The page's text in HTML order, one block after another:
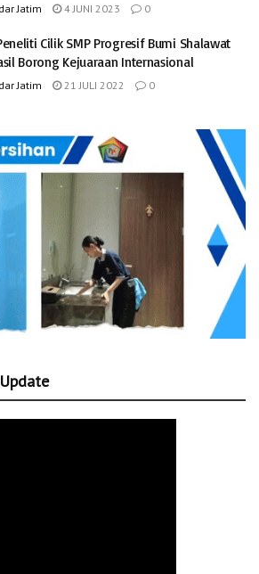
Jatim 4 JUNI 2023 0
Cilik SMP Progresif Bumi Shalawat
Borong Kejuaraan Internasional
Jatim 21 JULI 2022 0